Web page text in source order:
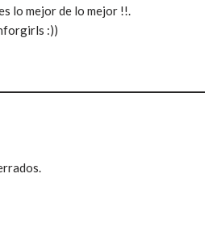
lo mejor de lo mejor !!.
:))